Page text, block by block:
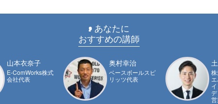
あなたに
おすすめの講師
山本衣奈子
E-ComWorks株式
会社代表
奥村幸治
ベースボールスピ
リッツ代表